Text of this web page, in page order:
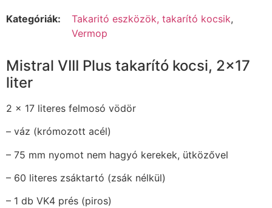
Kategóriák: Takaritó eszközök, takarító kocsik,
Vermop
Mistral VIII Plus takarító kocsi, 2×17
liter
2 x 17 literes felmosó vödör
– váz (krómozott acél)
– 75 mm nyomot nem hagyó kerekek, ütközővel
– 60 literes zsáktartó (zsák nélkül)
– 1 db VK4 prés (piros)